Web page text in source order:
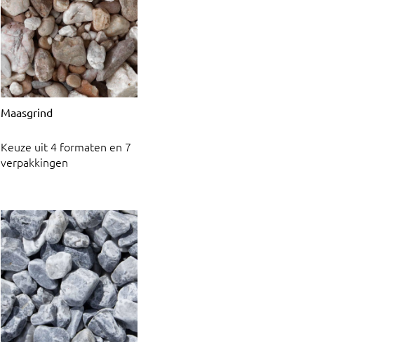
Maasgrind
Keuze uit 4 formaten en 7
verpakkingen